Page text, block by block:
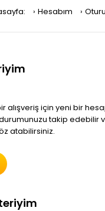
Hesabım
alışveriş için yeni bir
takip edebilir
atabilirsiniz.